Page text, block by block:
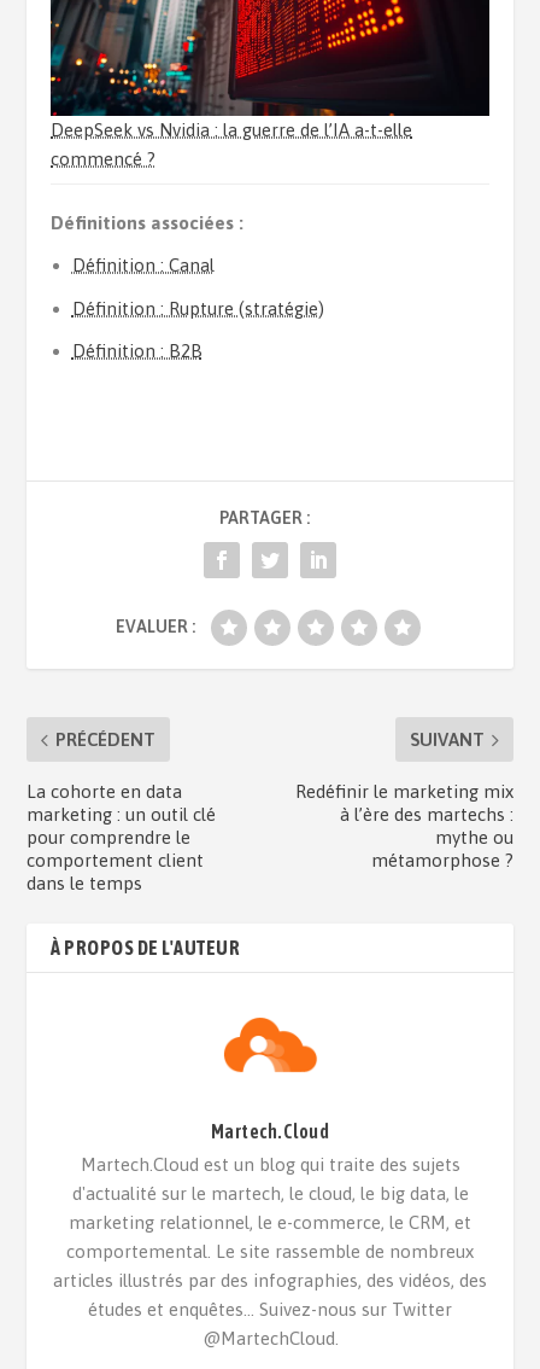
DeepSeek vs Nvidia : la guerre de l’IA a-t-elle
commencé ?
Définitions associées :
Définition : Canal
Définition : Rupture (stratégie)
Définition : B2B
PARTAGER :
EVALUER :
PRÉCÉDENT
La cohorte en data
marketing : un outil clé
pour comprendre le
comportement client
dans le temps
SUIVANT
Redéfinir le marketing mix
à l’ère des martechs :
mythe ou
métamorphose ?
À PROPOS DE L'AUTEUR
Martech.Cloud
Martech.Cloud est un blog qui traite des sujets
d'actualité sur le martech, le cloud, le big data, le
marketing relationnel, le e-commerce, le CRM, et
comportemental. Le site rassemble de nombreux
articles illustrés par des infographies, des vidéos, des
études et enquêtes... Suivez-nous sur Twitter
@MartechCloud.